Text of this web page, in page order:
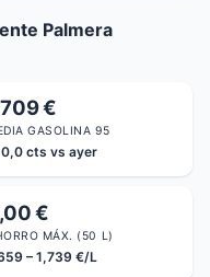
Palmera
€
GASOLINA 95
cts vs ayer
€
MÁX. (50 L)
– 1,739 €/L